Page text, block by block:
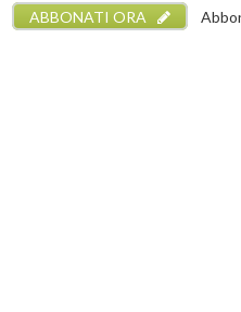
ABBONATI ORA